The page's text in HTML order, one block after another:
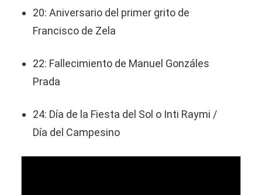
20: Aniversario del primer grito de
Francisco de Zela
22: Fallecimiento de Manuel Gonzáles
Prada
24: Día de la Fiesta del Sol o Inti Raymi /
Día del Campesino